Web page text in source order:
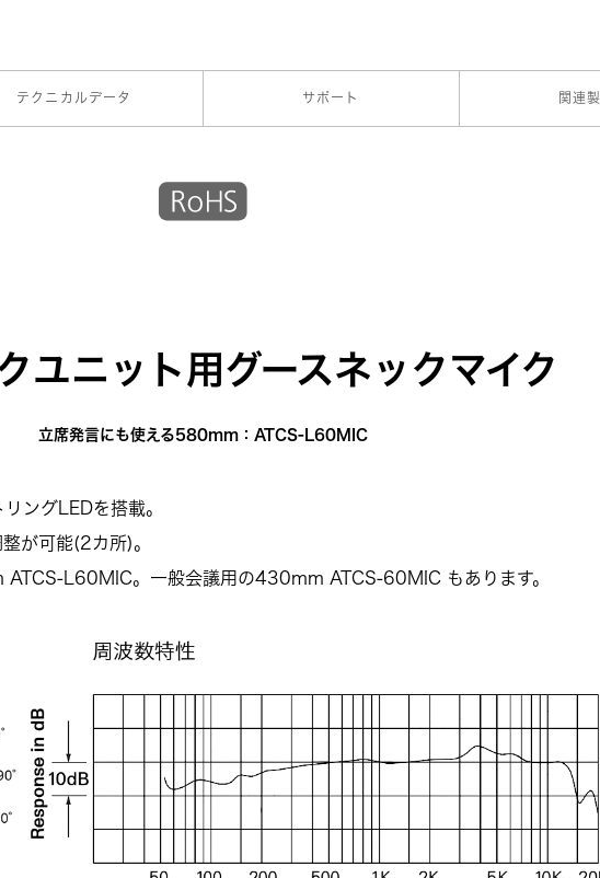
テクニカルデータ サポート 関連
ユニット用グースネックマイク
立席発言にも使える580mm：ATCS-L60MIC
ングLEDを搭載。
が可能(2カ所)。
L60MIC。 一般会議用の430mm ATCS-60MICもあります。